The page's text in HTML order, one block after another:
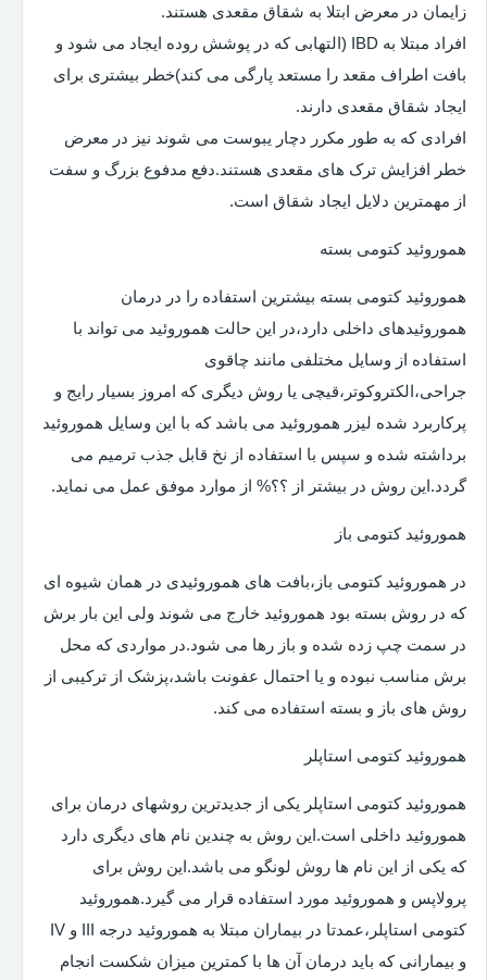
زایمان در معرض ابتلا به شقاق مقعدی هستند.
افراد مبتلا به IBD (التهابی که در پوشش روده ایجاد می شود و
بافت اطراف مقعد را مستعد پارگی می کند)خطر بیشتری برای
ایجاد شقاق مقعدی دارند.
افرادی که به طور مکرر دچار یبوست می شوند نیز در معرض
خطر افزایش ترک های مقعدی هستند.دفع مدفوع بزرگ و سفت
از مهمترین دلایل ایجاد شقاق است.
هموروئید کتومی بسته
هموروئید کتومی بسته بیشترین استفاده را در درمان
هموروئیدهای داخلی دارد،در این حالت هموروئید می تواند با
استفاده از وسایل مختلفی مانند چاقوی
جراحی،الکتروکوتر،قیچی یا روش دیگری که امروز بسیار رایج و
پرکاربرد شده لیزر هموروئید می باشد که با این وسایل هموروئید
برداشته شده و سپس با استفاده از نخ قابل جذب ترمیم می
گردد.این روش در بیشتر از ؟؟% از موارد موفق عمل می نماید.
هموروئید کتومی باز
در هموروئید کتومی باز،بافت های هموروئیدی در همان شیوه ای
که در روش بسته بود هموروئید خارج می شوند ولی این بار برش
در سمت چپ زده شده و باز رها می شود.در مواردی که محل
برش مناسب نبوده و یا احتمال عفونت باشد،پزشک از ترکیبی از
روش های باز و بسته استفاده می کند.
هموروئید کتومی استاپلر
هموروئید کتومی استاپلر یکی از جدیدترین روشهای درمان برای
هموروئید داخلی است.این روش به چندین نام های دیگری دارد
که یکی از این نام ها روش لونگو می باشد.این روش برای
پرولاپس و هموروئید مورد استفاده قرار می گیرد.هموروئید
کتومی استاپلر،عمدتا در بیماران مبتلا به هموروئید درجه III و IV
و بیمارانی که باید درمان آن ها با کمترین میزان شکست انجام